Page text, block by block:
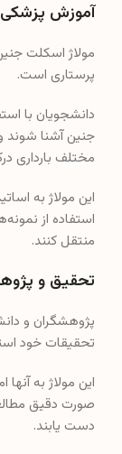
آموزش پزشکی
مولاژ اسکلت
پرستاری است.
دانشجویان با
جنین آشنا شوند
مختلف بارداری
این مولاژ به
استفاده از
منتقل کنند.
تحقیق و
پژوهشگران و
تحقیقات خود
این مولاژ به
صورت دقیق
دست یابند.